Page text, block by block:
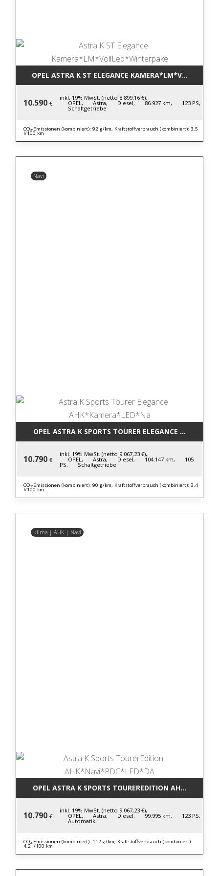
OPEL ASTRA K ST ELEGANCE
10.590 €
inkl. 19% MwSt. (netto 8.899,16 €),
OPEL, Astra, Diesel, 86.927 km, 123 PS,
Schaltgetriebe
CO₂-Emissionen (kombiniert): 92 g/km, Kraftstoffverbrauch (kombiniert): 3,5
l/100 km
Navi
OPEL ASTRA K SPORTS TOURER ELEGANCE
10.790 €
inkl. 19% MwSt. (netto 9.067,23 €),
OPEL, Astra, Diesel, 104.147 km, 105
PS, Schaltgetriebe
CO₂-Emissionen (kombiniert): 90 g/km, Kraftstoffverbrauch (kombiniert): 3,4
l/100 km
Klima | AHK | Navi
OPEL ASTRA K SPORTS TOUREREDITION
10.790 €
inkl. 19% MwSt. (netto 9.067,23 €),
OPEL, Astra, Diesel, 99.995 km, 123 PS,
Automatik
CO₂-Emissionen (kombiniert): 112 g/km, Kraftstoffverbrauch (kombiniert):
4,2 l/100 km